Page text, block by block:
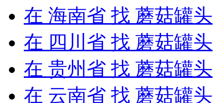
在 海南省 找 蘑菇罐头
在 四川省 找 蘑菇罐头
在 贵州省 找 蘑菇罐头
在 云南省 找 蘑菇罐头